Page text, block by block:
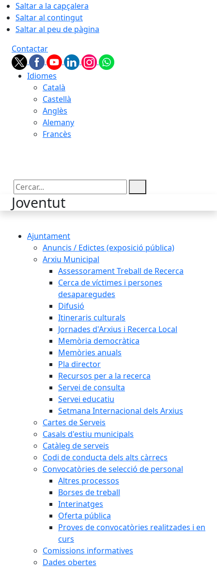
Saltar a la capçalera
Saltar al contingut
Saltar al peu de pàgina
Contactar
Idiomes
Català
Castellà
Anglès
Alemany
Francès
Cercar:
Joventut
Ajuntament
Anuncis / Edictes (exposició pública)
Arxiu Municipal
Assessorament Treball de Recerca
Cerca de víctimes i persones
desaparegudes
Difusió
Itineraris culturals
Jornades d'Arxius i Recerca Local
Memòria democràtica
Memòries anuals
Pla director
Recursos per a la recerca
Servei de consulta
Servei educatiu
Setmana Internacional dels Arxius
Cartes de Serveis
Casals d'estiu municipals
Catàleg de serveis
Codi de conducta dels alts càrrecs
Convocatòries de selecció de personal
Altres processos
Borses de treball
Interinatges
Oferta pública
Proves de convocatòries realitzades i en
curs
Comissions informatives
Dades obertes